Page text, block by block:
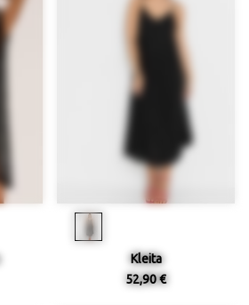
Kleita
52,90 €